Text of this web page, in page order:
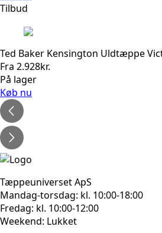
Tilbud
Ted Baker Kensington Uldtæppe
Fra 2.928kr.
På lager
Køb nu
Tæppeuniverset ApS
Mandag-torsdag: kl. 10:00-18:00
Fredag: kl. 10:00-12:00
Weekend: Lukket